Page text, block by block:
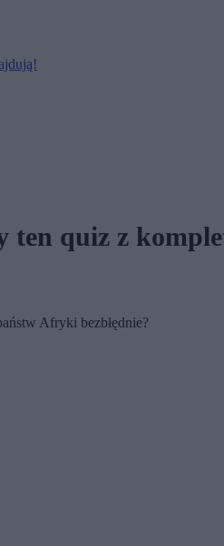
ten quiz z
Afryki bezbłędnie?